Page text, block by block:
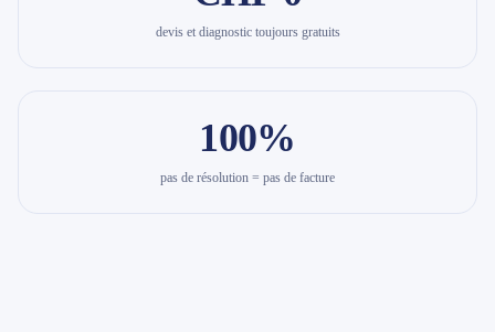
devis et diagnostic toujours gratuits
100%
pas de résolution = pas de facture